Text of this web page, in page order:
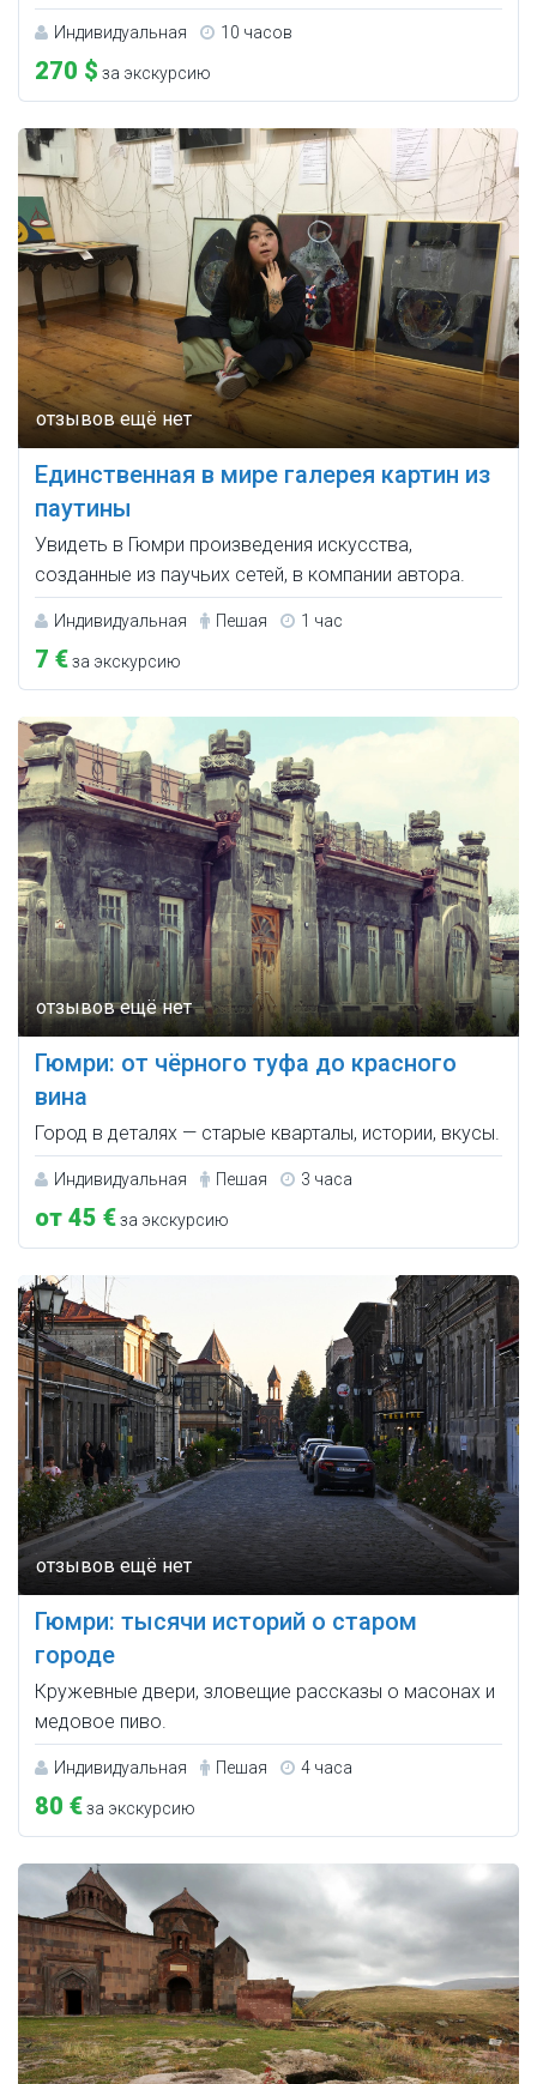
Индивидуальная 10 часов
270 $ за экскурсию
Единственная в мире галерея картин из
паутины
Увидеть в Гюмри произведения искусства,
созданные из паучьих сетей, в компании автора.
Индивидуальная Пешая 1 час
7 €за экскурсию
Гюмри: от чёрного туфа до красного
вина
Город в деталях — старые кварталы, истории, вкусы.
Индивидуальная Пешая 3 часа
от 45 €за экскурсию
Гюмри: тысячи историй о старом
городе
Кружевные двери, зловещие рассказы о масонах и
медовое пиво.
Индивидуальная Пешая 4 часа
80 €за экскурсию